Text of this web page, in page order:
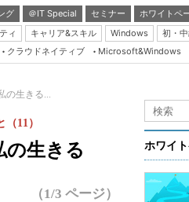
グ ＠IT Special セミナー
ホワイトペ
ィ キャリア&スキル Windows 初・
Server & Storage
Database Expert
クラウドネイティブ Microsoft&Windows
の生きる...
の生きる
11）
（1/3 ページ）
ホワイ